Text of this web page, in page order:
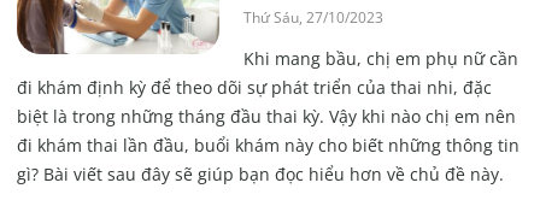
Thứ Sáu, 27/10/2023
Khi mang bầu, chị em phụ nữ cần
đi khám định kỳ để theo dõi sự phát triển của thai nhi, đặc
biệt là trong những tháng đầu thai kỳ. Vậy khi nào chị em nên
đi khám thai lần đầu, buổi khám này cho biết những thông tin
gì? Bài viết sau đây sẽ giúp bạn đọc hiểu hơn về chủ đề này.